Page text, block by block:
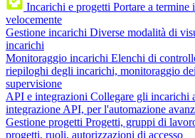
Incarichi e progetti Portare a
velocemente
Gestione incarichi Diverse modalità di
incarichi
Monitoraggio incarichi Elenchi di
riepiloghi degli incarichi, monitoraggio
supervisione
API e integrazioni Collegare gli incarichi
integrazione API, per l'automazione
Gestione progetti Progetti, gruppi di
progetti, ruoli, autorizzazioni di accesso